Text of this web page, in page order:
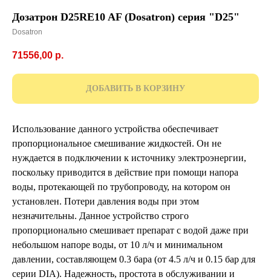
Дозатрон D25RE10 AF (Dosatron) серия "D25"
Dosatron
71556,00 р.
ДОБАВИТЬ В КОРЗИНУ
Использование данного устройства обеспечивает
пропорциональное смешивание жидкостей. Он не
нуждается в подключении к источнику электроэнергии,
поскольку приводится в действие при помощи напора
воды, протекающей по трубопроводу, на котором он
установлен. Потери давления воды при этом
незначительны. Данное устройство строго
пропорционально смешивает препарат с водой даже при
небольшом напоре воды, от 10 л/ч и минимальном
давлении, составляющем 0.3 бара (от 4.5 л/ч и 0.15 бар для
серии DIA). Надежность, простота в обслуживании и